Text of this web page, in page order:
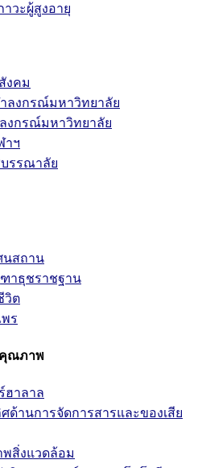
วะผู้สูงอายุ
งคม
ลงกรณ์มหาวิทยาลัย
งกรณ์มหาวิทยาลัย
าฯ
รรณาลัย
สถาน
าธุชราชฐาน
ต
ร
คุณภาพ
ฮาลาล
ด้านการจัดการสารและของเสีย
สิ่งแวดล้อม